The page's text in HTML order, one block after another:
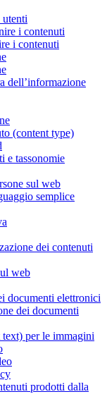
i contenuti
i contenuti
dell’informazione
(content type)
e tassonomie
sul web
semplice
dei contenuti
web
documenti elettronici
dei documenti
per le immagini
prodotti dalla